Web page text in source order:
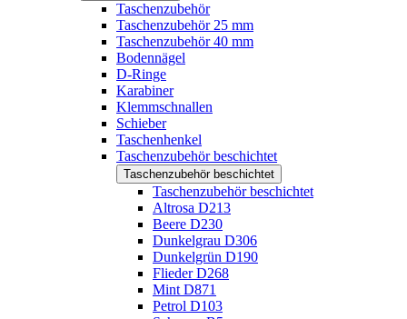
Taschenzubehör
Taschenzubehör 25 mm
Taschenzubehör 40 mm
Bodennägel
D-Ringe
Karabiner
Klemmschnallen
Schieber
Taschenhenkel
Taschenzubehör beschichtet
Taschenzubehör beschichtet
Taschenzubehör beschichtet
Altrosa D213
Beere D230
Dunkelgrau D306
Dunkelgrün D190
Flieder D268
Mint D871
Petrol D103